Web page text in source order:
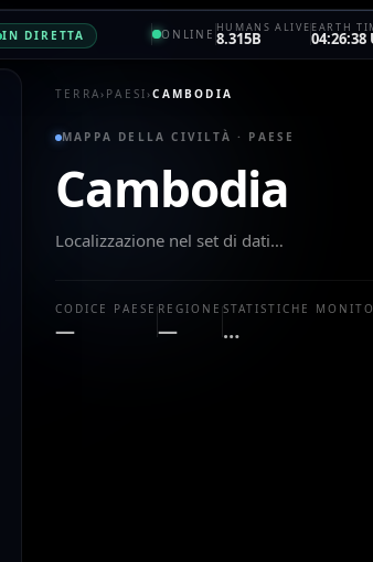
IN DIRETTA ONLINE HUMANS ALIVE
8.315B
EARTH
04:26:38
TERRA› PAESI›CAMBODIA
MAPPA DELLA CIVILTÀ · PAESE
Cambodia
Localizzazione nel set di dati…
CODICE PAESE
—
REGIONE
—
STATISTICHE
…